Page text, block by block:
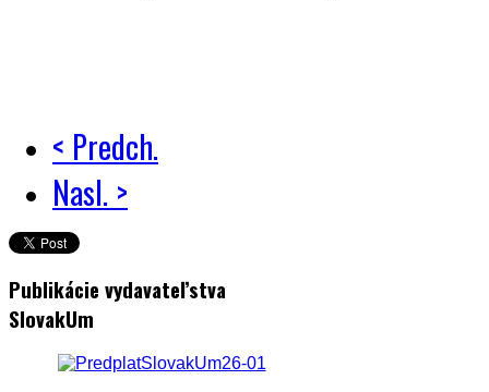
< Predch.
Nasl. >
Publikácie vydavateľstva
SlovakUm